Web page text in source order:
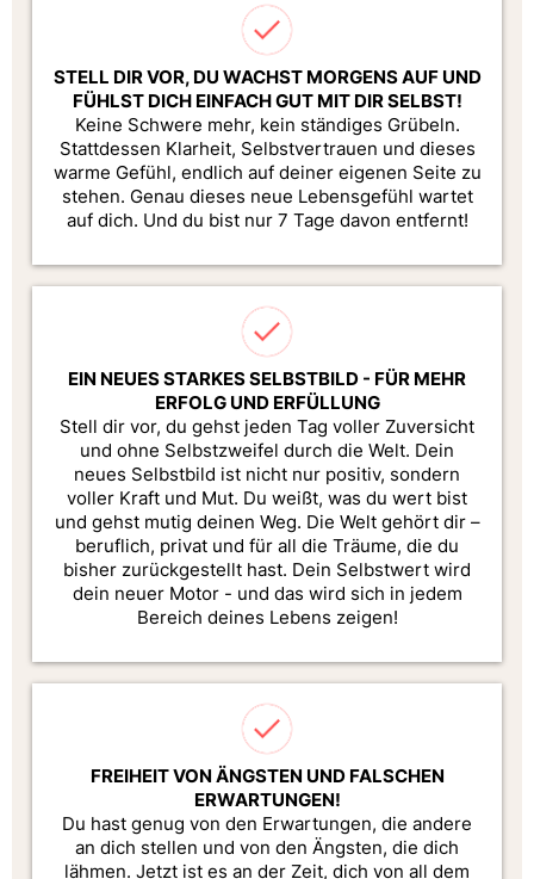
STELL DIR VOR, DU WACHST MORGENS AUF UND
FÜHLST DICH EINFACH GUT MIT DIR SELBST!
Keine Schwere mehr, kein ständiges Grübeln.
Stattdessen Klarheit, Selbstvertrauen und dieses
warme Gefühl, endlich auf deiner eigenen Seite zu
stehen. Genau dieses neue Lebensgefühl wartet
auf dich. Und du bist nur 7 Tage davon entfernt!
EIN NEUES STARKES SELBSTBILD - FÜR MEHR
ERFOLG UND ERFÜLLUNG
Stell dir vor, du gehst jeden Tag voller Zuversicht
und ohne Selbstzweifel durch die Welt. Dein
neues Selbstbild ist nicht nur positiv, sondern
voller Kraft und Mut. Du weißt, was du wert bist
und gehst mutig deinen Weg. Die Welt gehört dir –
beruflich, privat und für all die Träume, die du
bisher zurückgestellt hast. Dein Selbstwert wird
dein neuer Motor - und das wird sich in jedem
Bereich deines Lebens zeigen!
FREIHEIT VON ÄNGSTEN UND FALSCHEN
ERWARTUNGEN!
Du hast genug von den Erwartungen, die andere
an dich stellen und von den Ängsten, die dich
lähmen. Jetzt ist es an der Zeit, dich von all dem